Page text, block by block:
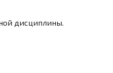
дисциплины.